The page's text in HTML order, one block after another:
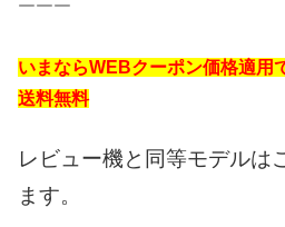
￣￣￣
いまならWEBクーポン価格適用
送料無料
レビュー機と同等モデルは
ます。